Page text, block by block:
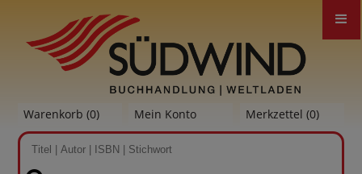
Warenkorb (0) Mein Konto Merkzettel (0)